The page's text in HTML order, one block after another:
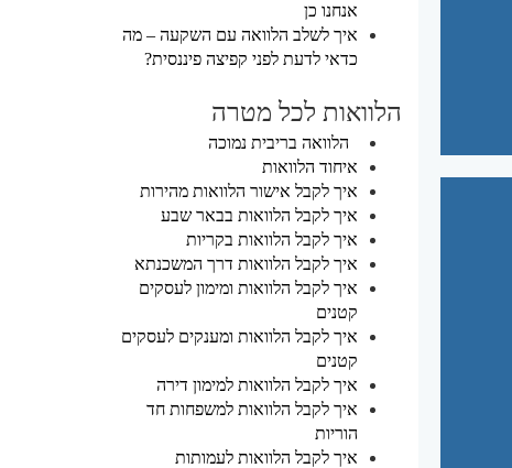
אנחנו כן
איך לשלב הלוואה עם השקעה – מה
כדאי לדעת לפני קפיצה פיננסית?
הלוואות לכל מטרה
הלוואה בריבית נמוכה
איחוד הלוואות
איך לקבל אישור הלוואות מהירות
איך לקבל הלוואות בבאר שבע
איך לקבל הלוואות בקריות
איך לקבל הלוואות דרך המשכנתא
איך לקבל הלוואות ומימון לעסקים
קטנים
איך לקבל הלוואות ומענקים לעסקים
קטנים
איך לקבל הלוואות למימון דירה
איך לקבל הלוואות למשפחות חד
הוריות
איך לקבל הלוואות לעמותות